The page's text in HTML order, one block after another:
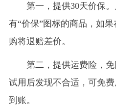
第一，提供30天价保
有“价保”图标的商品，如
购将退赔差价。
第二，提供运费险，
试用后发现不合适，可免
到账。